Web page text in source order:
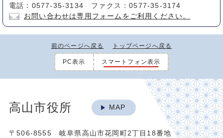
電話：0577-35-3134 ファクス：0577-35-3174
お問い合わせは専用フォームをご利用ください。
前のページへ戻る トップページへ戻る
PC表示 スマートフォン表示
高山市役所 MAP
〒506-8555 岐阜県高山市花岡町2丁目18番地